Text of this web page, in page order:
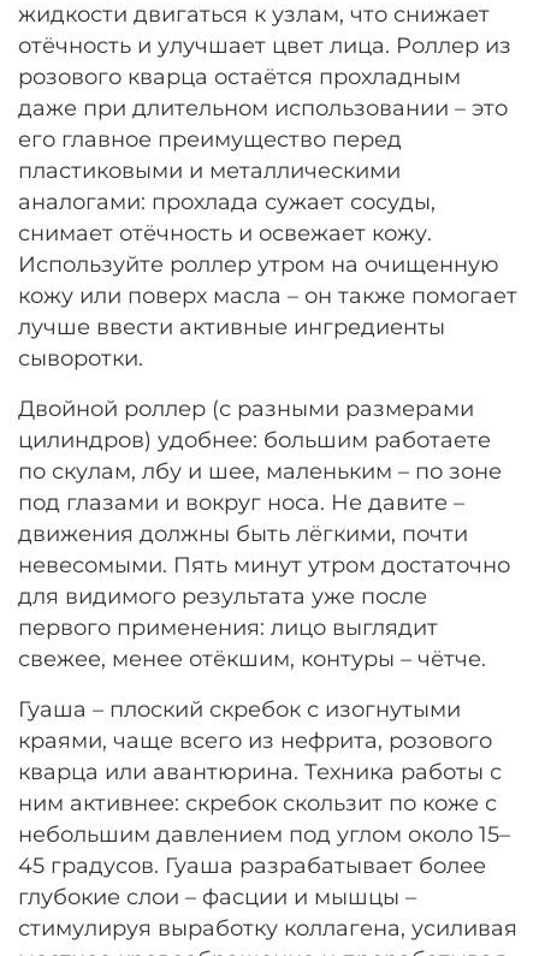
жидкости двигаться к узлам, что снижает
отёчность и улучшает цвет лица. Роллер из
розового кварца остаётся прохладным
даже при длительном использовании – это
его главное преимущество перед
пластиковыми и металлическими
аналогами: прохлада сужает сосуды,
снимает отёчность и освежает кожу.
Используйте роллер утром на очищенную
кожу или поверх масла – он также помогает
лучше ввести активные ингредиенты
сыворотки.
Двойной роллер (с разными размерами
цилиндров) удобнее: большим работаете
по скулам, лбу и шее, маленьким – по зоне
под глазами и вокруг носа. Не давите –
движения должны быть лёгкими, почти
невесомыми. Пять минут утром достаточно
для видимого результата уже после
первого применения: лицо выглядит
свежее, менее отёкшим, контуры – чётче.
Гуаша – плоский скребок с изогнутыми
краями, чаще всего из нефрита, розового
кварца или авантюрина. Техника работы с
ним активнее: скребок скользит по коже с
небольшим давлением под углом около 15–
45 градусов. Гуаша разрабатывает более
глубокие слои – фасции и мышцы –
стимулируя выработку коллагена, усиливая